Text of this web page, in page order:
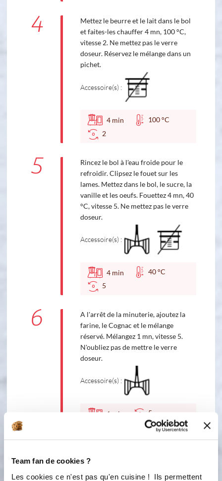
Team fan de cookies ?
Les cookies ce n'est pas qu'en cuisine ! Ils permettent
4
Mettez le beurre et le lait dans le bol
et faites-les chauffer 4 mn, 100 °C,
vitesse 2. Ne mettez pas le verre
doseur. Réservez le mélange dans un
pichet.
Accessoire(s) :
4 min
100 °C
2
5
Rincez le bol à l'eau froide pour le
refroidir. Clipsez le fouet sur les
lames. Mettez dans le bol, le sucre, la
vanille et les oeufs. Fouettez 4 mn, 40
°C, vitesse 5. Ne mettez pas le verre
doseur.
Accessoire(s) :
4 min
40 °C
5
6
A l'arrêt de la minuterie, ajoutez la
farine, le Cognac et le mélange
réservé. Mélangez 1 mn, vitesse 5.
N'oubliez pas de mettre le verre
doseur.
Accessoire(s) :
1 min 5
devient trop doré, mettez une toile
sur la flognarde pour éviter son